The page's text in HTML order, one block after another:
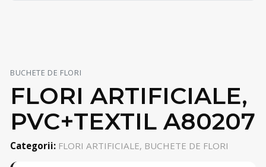
BUCHETE DE FLORI
FLORI ARTIFICIALE,
PVC+TEXTIL A80207
Categorii: FLORI ARTIFICIALE, BUCHETE DE FLORI